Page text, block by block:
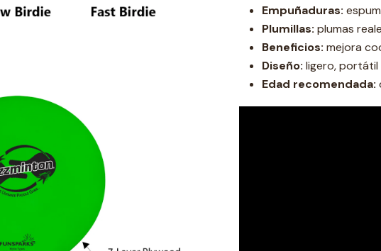
Empuñaduras:
Plumillas: plumas
Beneficios: mejora
Diseño: ligero, portátil
Edad recomendada: